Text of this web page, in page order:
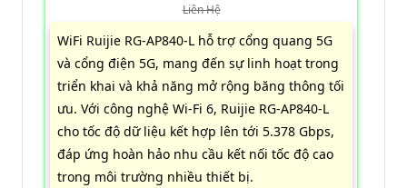
Liên Hệ
WiFi Ruijie RG-AP840-L hỗ trợ cổng quang 5G
và cổng điện 5G, mang đến sự linh hoạt trong
triển khai và khả năng mở rộng băng thông tối
ưu. Với công nghệ Wi-Fi 6, Ruijie RG-AP840-L
cho tốc độ dữ liệu kết hợp lên tới 5.378 Gbps,
đáp ứng hoàn hảo nhu cầu kết nối tốc độ cao
trong môi trường nhiều thiết bị.